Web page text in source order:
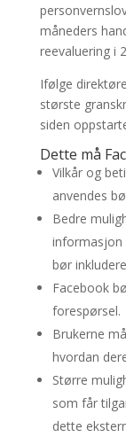
måneders
reevaluering i
Ifølge
største
siden
Dette må
Vilkår og
anvendes
Bedre
informasjon
bør
Facebook
forespørsel.
Brukerne
hvordan
Større
som får
dette